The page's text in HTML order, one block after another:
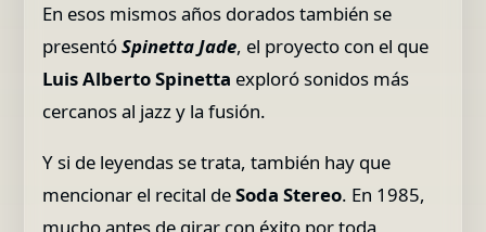
En esos mismos años dorados también se
presentóSpinetta Jade, el proyecto con el que
Luis Alberto Spinetta exploró sonidos más
cercanos al jazz y la fusión.
Y si de leyendas se trata, también hay que
mencionar el recital deSoda Stereo. En 1985,